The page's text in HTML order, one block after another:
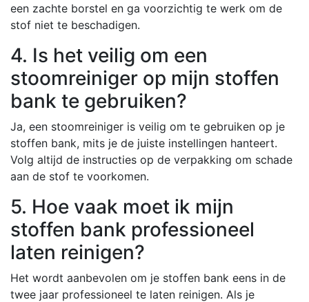
een zachte borstel en ga voorzichtig te werk om de
stof niet te beschadigen.
4. Is het veilig om een
stoomreiniger op mijn stoffen
bank te gebruiken?
Ja, een stoomreiniger is veilig om te gebruiken op je
stoffen bank, mits je de juiste instellingen hanteert.
Volg altijd de instructies op de verpakking om schade
aan de stof te voorkomen.
5. Hoe vaak moet ik mijn
stoffen bank professioneel
laten reinigen?
Het wordt aanbevolen om je stoffen bank eens in de
twee jaar professioneel te laten reinigen. Als je